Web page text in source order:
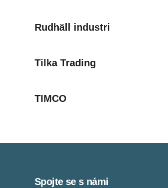
Rudhäll industri
Tilka Trading
TIMCO
Spojte se s námi